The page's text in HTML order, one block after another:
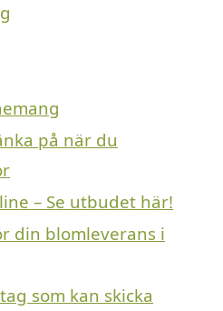
på när du
– Se utbudet här!
din blomleverans i
som kan skicka